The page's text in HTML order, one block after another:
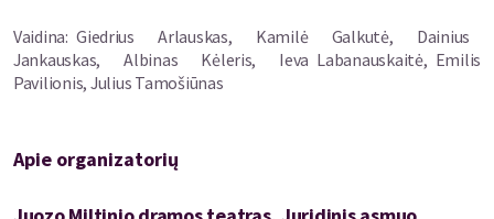
Vaidina: Giedrius Arlauskas, Kamilė Galkutė, Dainius
Jankauskas, Albinas Kėleris, Ieva Labanauskaitė, Emilis
Pavilionis, Julius Tamošiūnas
Apie organizatorių